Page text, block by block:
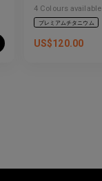
レーム。
4 Colours available
プレミアムチタニウム
US$120.00